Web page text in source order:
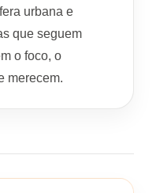
urbana e
que seguem
o foco, o
merecem.